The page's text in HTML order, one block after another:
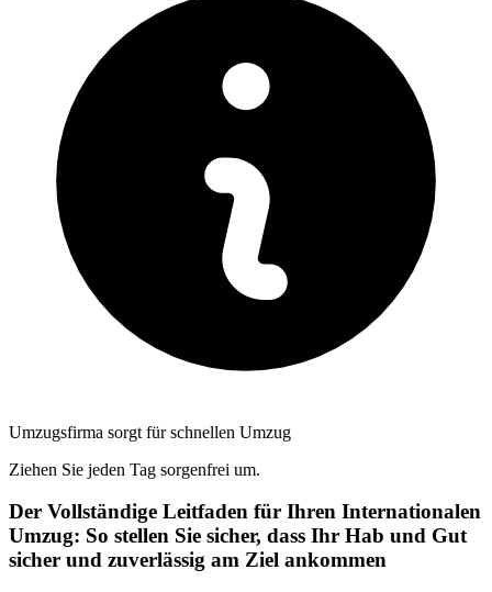
Umzugsfirma sorgt für schnellen Umzug
Ziehen Sie jeden Tag sorgenfrei um.
Der Vollständige Leitfaden für Ihren Internationalen
Umzug: So stellen Sie sicher, dass Ihr Hab und Gut
sicher und zuverlässig am Ziel ankommen